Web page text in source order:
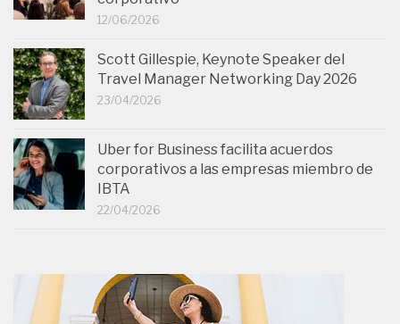
12/06/2026
Scott Gillespie, Keynote Speaker del
Travel Manager Networking Day 2026
23/04/2026
Uber for Business facilita acuerdos
corporativos a las empresas miembro de
IBTA
22/04/2026